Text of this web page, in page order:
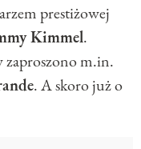
prestiżowej
Kimmel.
zaproszono m.in.
. A skoro już o